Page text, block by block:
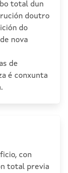
total dun
doutro
do
nova
de
é conxunta
con
total previa